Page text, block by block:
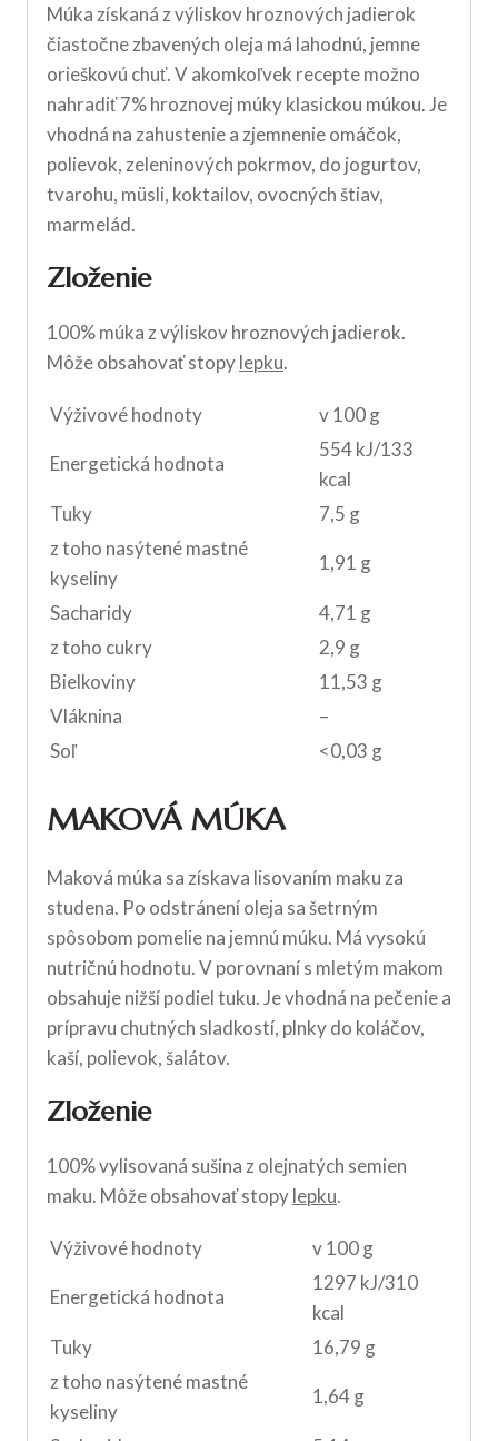
Múka získaná z výliskov hroznových jadierok
čiastočne zbavených oleja má lahodnú, jemne
orieškovú chuť. V akomkoľvek recepte možno
nahradiť 7% hroznovej múky klasickou múkou. Je
vhodná na zahustenie a zjemnenie omáčok,
polievok, zeleninových pokrmov, do jogurtov,
tvarohu, müsli, koktailov, ovocných štiav,
marmelád.
Zloženie
100% múka z výliskov hroznových jadierok.
Môže obsahovať stopylepku.
Výživové hodnoty v 100 g
Energetická hodnota
554 kJ/133
kcal
Tuky
7,5 g
z toho nasýtené mastné
kyseliny
1,91 g
Sacharidy
4,71 g
z toho cukry
2,9 g
Bielkoviny
11,53 g
Vláknina
–
Soľ
<0,03 g
MAKOVÁ MÚKA
Maková múka sa získava lisovaním maku za
studena. Po odstránení oleja sa šetrným
spôsobom pomelie na jemnú múku. Má vysokú
nutričnú hodnotu. V porovnaní s mletým makom
obsahuje nižší podiel tuku. Je vhodná na pečenie a
prípravu chutných sladkostí, plnky do koláčov,
kaší, polievok, šalátov.
Zloženie
100% vylisovaná sušina z olejnatých semien
maku. Môže obsahovať stopylepku.
Výživové hodnoty v 100 g
Energetická hodnota
1297 kJ/310
kcal
Tuky
16,79 g
z toho nasýtené mastné
kyseliny
1,64 g